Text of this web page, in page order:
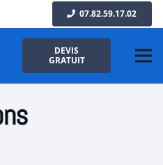
07.82.59.17.02
DEVIS
GRATUIT